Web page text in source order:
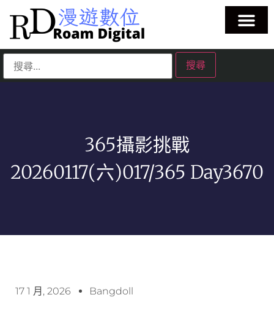
365攝影挑戰
20260117(六)017/365 Day3670
17 1 月, 2026 Bangdoll